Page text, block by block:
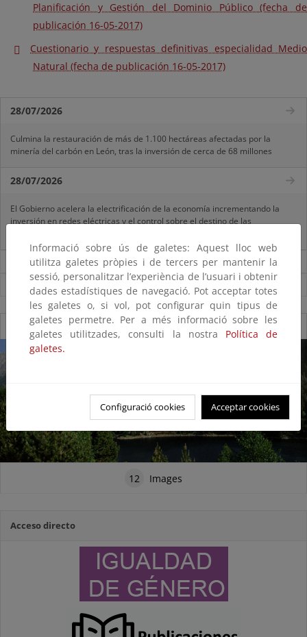
Planificación y Gestión del Dominio Público (fecha de
publicación 16-05-2017)
Cuestionario y respuestas definitivas especialidad Medio
Natural (fecha de publicación 16-05-2017)
28/07/2026
Culmina la restauración de más de 1.100 hectáreas afectadas por la
minería del carbón en León, tras la inversión de cerca de 68 millones
28/07/2026
El Gobierno acelera la electrificación de la economía incrementando la
inversión en redes eléctricas y el control sobre el destino de las
Noticias sobre Ministerio
Ver todas las noticias
Galería fotográfica de Parques Nacionales
12 Images
Acceso directo
Informació sobre ús de galetes: Aquest lloc web
utilitza galetes pròpies i de tercers per mantenir la
sessió, personalitzar l’experiència de l’usuari i obtenir
dades estadístiques de navegació. Pot acceptar totes
les galetes o, si vol, pot configurar quin tipus de
galetes permetre. Per a més informació sobre les
galetes utilitzades, consulti la nostra Política de
galetes.
Configuració cookies Acceptar cookies